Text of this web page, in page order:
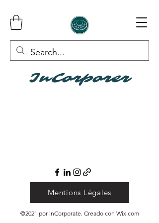
InCorporer
Mentions Légales
©2021 por InCorporate. Creado con Wix.com